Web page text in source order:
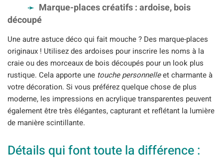
Marque-places créatifs : ardoise, bois
découpé
Une autre astuce déco qui fait mouche ? Des marque-places
originaux ! Utilisez des ardoises pour inscrire les noms à la
craie ou des morceaux de bois découpés pour un look plus
rustique. Cela apporte une touche personnelleet charmante à
votre décoration. Si vous préférez quelque chose de plus
moderne, les impressions en acrylique transparentes peuvent
également être très élégantes, capturant et reflétant la lumière
de manière scintillante.
Détails qui font toute la différence :